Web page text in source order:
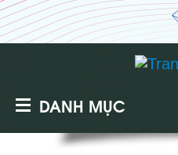
DANH MỤC